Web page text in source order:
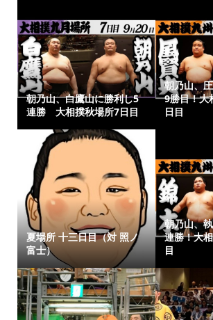
朝乃山、白鷹山に勝利し5
連勝 大相撲秋場所7日目
朝乃山、
9勝目！大
日目
夏場所 十三日目（対 照ノ
富士）
朝乃山、
連勝！大
目